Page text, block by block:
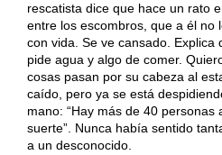
rescatista dice que hace un rato
entre los escombros, que a él no
con vida. Se ve cansado. Explica
pide agua y algo de comer.
cosas pasan por su cabeza al
caído, pero ya se está
mano: “Hay más de 40 personas
suerte”. Nunca había sentido
a un desconocido.